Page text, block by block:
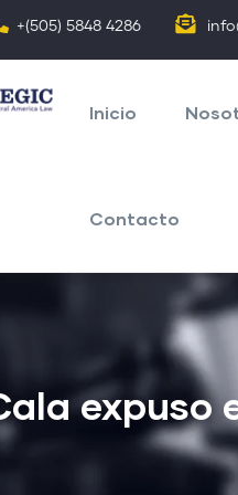
+(505) 5848 4286
Inicio
Contacto
expuso